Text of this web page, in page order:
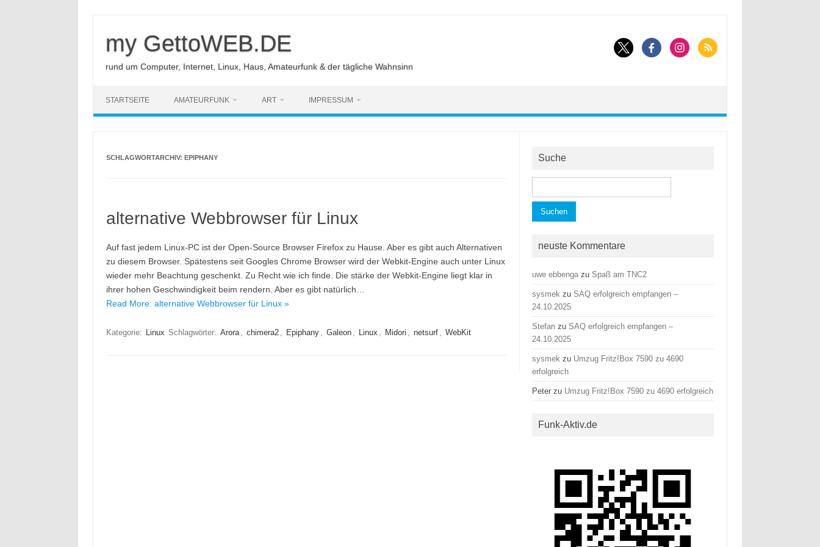
my GettoWEB.DE
rund um Computer, Internet, Linux, Haus, Amateurfunk & der tägliche Wahnsinn
STARTSEITE AMATEURFUNK ART IMPRESSUM
SCHLAGWORTARCHIV: EPIPHANY
alternative Webbrowser für Linux
Auf fast jedem Linux-PC ist der Open-Source Browser Firefox zu Hause. Aber es gibt auch Alternativen
zu diesem Browser. Spätestens seit Googles Chrome Browser wird der Webkit-Engine auch unter Linux
wieder mehr Beachtung geschenkt. Zu Recht wie ich finde. Die stärke der Webkit-Engine liegt klar in
ihrer hohen Geschwindigkeit beim rendern. Aber es gibt natürlich…
Read More: alternative Webbrowser für Linux »
Kategorie: Linux Schlagwörter: Arora , chimera2 , Epiphany , Galeon , Linux , Midori , netsurf , WebKit
Suche
nach:
neuste Kommentare
uwe ebbenga zu Spaß am TNC2
sysmek zu SAQ erfolgreich empfangen –
24.10.2025
Stefan zu SAQ erfolgreich empfangen –
24.10.2025
sysmek zu Umzug Fritz!Box 7590 zu 4690
erfolgreich
Peter zu Umzug Fritz!Box 7590 zu 4690 erfolgreich
Funk-Aktiv.de